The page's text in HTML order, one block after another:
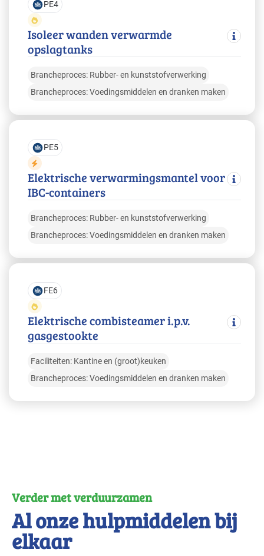
Isoleer wanden verwarmde
opslagtanks
Brancheproces: Rubber- en kunststofverwerking
Brancheproces: Voedingsmiddelen en dranken maken
PE4
Elektrische verwarmingsmantel voor
IBC-containers
Brancheproces: Rubber- en kunststofverwerking
Brancheproces: Voedingsmiddelen en dranken maken
PE5
Elektrische combisteamer i.p.v.
gasgestookte
Faciliteiten: Kantine en (groot)keuken
Brancheproces: Voedingsmiddelen en dranken maken
FE6
Verder met verduurzamen
Al onze hulpmiddelen bij
elkaar